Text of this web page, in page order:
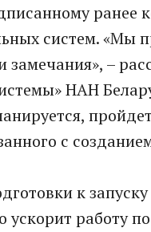
ранее
систем. «Мы
замечания», –
НАН
с
к
ускорит работу